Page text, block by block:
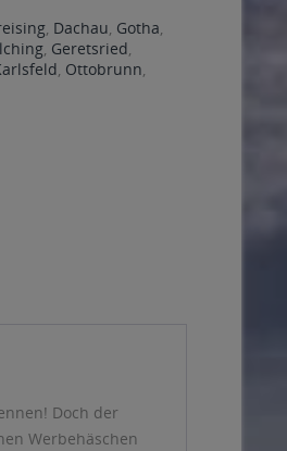
, Dachau, Gotha,
, Geretsried,
, Ottobrunn,
Doch der
Werbehäschen